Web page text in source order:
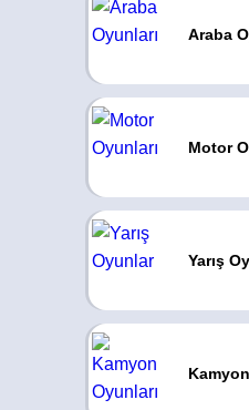
Araba
Motor
Yarış